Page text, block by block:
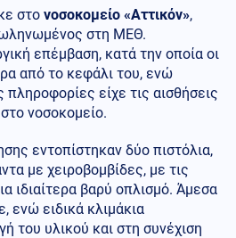
στο νοσοκομείο «Αττικόν»,
στη ΜΕΘ.
επέμβαση, κατά την οποία οι
από το κεφάλι του, ενώ
είχε τις αισθήσεις
νοσοκομείο.
εντοπίστηκαν δύο πιστόλια,
με χειροβομβίδες, με τις
ιδιαίτερα βαρύ οπλισμό. Άμεσα
ενώ ειδικά κλιμάκια
του υλικού και στη συνέχιση